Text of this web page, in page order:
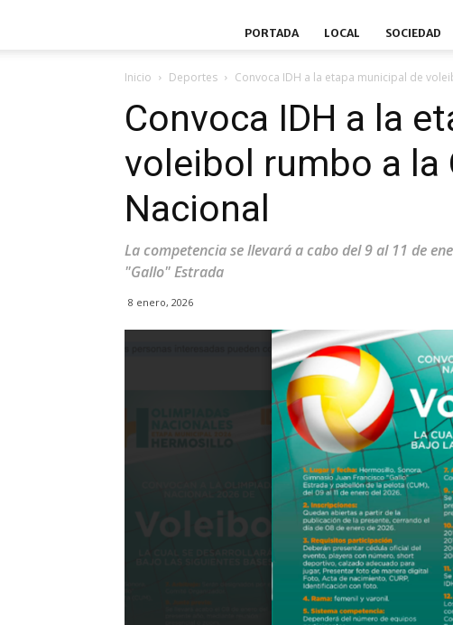
PORTADA LOCAL SOCIEDAD
Inicio Deportes Convoca IDH a la etapa municipal de
Convoca IDH a la
voleibol rumbo a la
Nacional
La competencia se llevará a cabo del 9 al 11 de
"Gallo" Estrada
8 enero, 2026